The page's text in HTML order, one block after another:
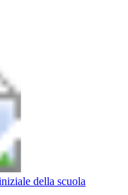
della scuola